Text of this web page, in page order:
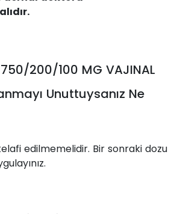
750/200/100 MG VAJINAL
Unuttuysanız Ne
edilmemelidir. Bir sonraki dozu